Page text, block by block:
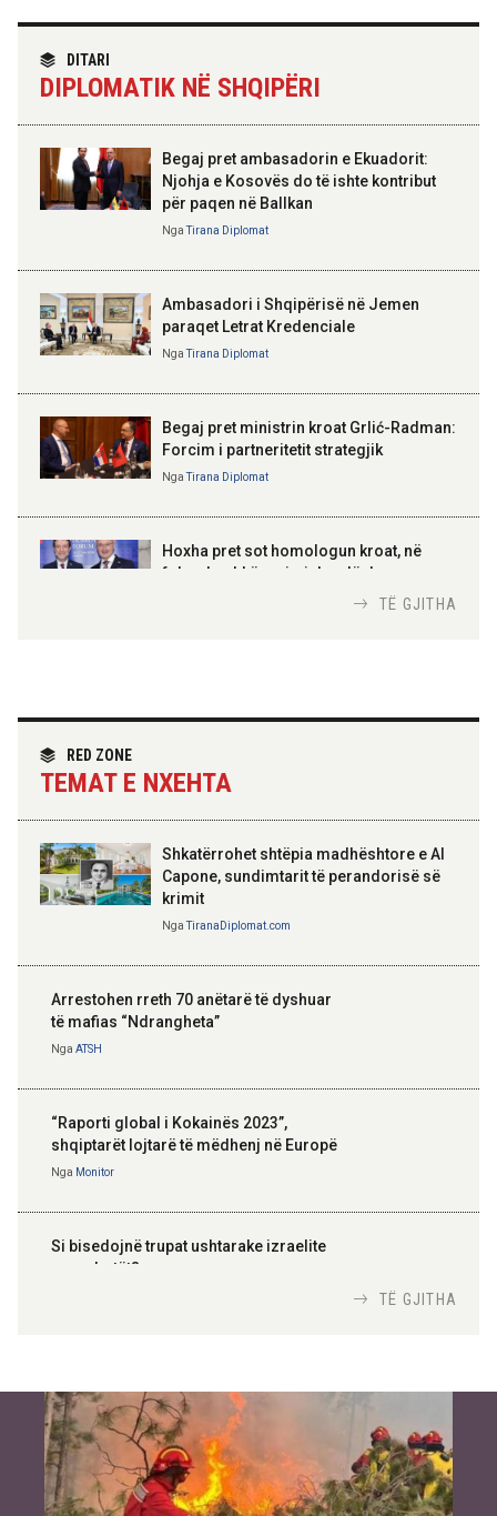
19:27 07-08-2026
Kombëtarja shqiptare e golfit
18:30 07-08-2026
Punëdhënësit me mbi 125
punonjës do të kenë kuota për
TIRANA DIPLOMAT
Skënderbeut dhe Ismail
Kosovë!
100-vjetori i themelimit të
Urdhrit të Skënderbeut
DITARI
DIPLOMATIK NË SHQIPËRI
Begaj pret ambasadorin e Ekuadorit:
Njohja e Kosovës do të ishte kontribut
për paqen në Ballkan
NgaTirana Diplomat
Ambasadori i Shqipërisë në Jemen
paraqet Letrat Kredenciale
NgaTirana Diplomat
Begaj pret ministrin kroat Grlić-Radman:
Forcim i partneritetit strategjik
NgaTirana Diplomat
Hoxha pret sot homologun kroat, në
fokus bashkëpunimi dypalësh
partneritetit strategjik
TË GJITHA
RED ZONE
TEMAT E NXEHTA
Shkatërrohet shtëpia madhështore e Al
Capone, sundimtarit të perandorisë së
krimit
NgaTiranaDiplomat.com
Arrestohen rreth 70 anëtarë të dyshuar
të mafias “Ndrangheta”
Nga ATSH
“Raporti global i Kokainës 2023”,
shqiptarët lojtarë të mëdhenj në Europë
Nga Monitor
Si bisedojnë trupat ushtarake izraelite
me robotët?
inteligjente izraelite
NgaOr Shalom
TË GJITHA